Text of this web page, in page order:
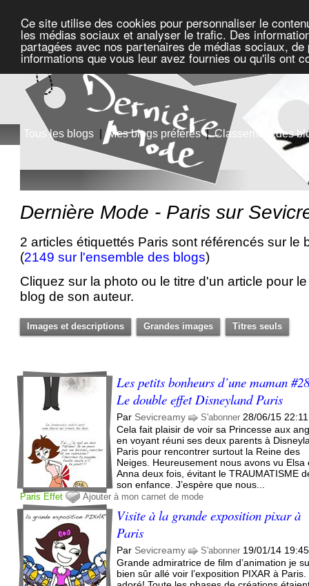
Ce site utilise des cookies pour personnaliser le
les médias sociaux et analyser le trafic. Des
partagées avec nos partenaires de médias sociaux,
informations que vous leur avez fournies ou qu'ils ont
Tous les blogs | Mes blogs préférés|Classement des
Dernière Mode - Paris sur
2 articles étiquettés Paris sont référencés sur le
(2149 sur l'ensemble des blogs)
Cliquez sur la photo ou le titre d'un article pour
blog de son auteur.
Images et descriptions Grandes images Titres seuls
Les petits bonheurs d’une maman
Le double effet Disneyland Paris
Par Sevicreamy S'abonner 28/06/15 22:11
Cela fait plaisir de voir sa Princesse aux
en voyant réuni ses deux parents à
Paris pour rencontrer surtout la Reine des
Neiges. Heureusement nous avons vu Elsa
Anna deux fois, évitant le TRAUMATISME
son enfance. J’espère que nous...
Paris Effet Ajouter à mon carnet de mode
Visite à la grande exposition pixar à
Paris
Par Sevicreamy S'abonner 19/01/14 19:45
Grande admiratrice de film d’animation je
bien sûr allé voir l’exposition PIXAR à Paris.